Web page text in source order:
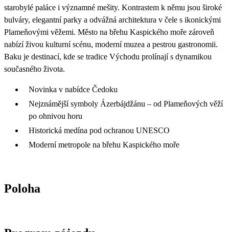
starobylé paláce i významné mešity. Kontrastem k němu jsou široké
bulváry, elegantní parky a odvážná architektura v čele s ikonickými
Plameňovými věžemi. Město na břehu Kaspického moře zároveň
nabízí živou kulturní scénu, moderní muzea a pestrou gastronomii.
Baku je destinací, kde se tradice Východu prolínají s dynamikou
současného života.
Novinka v nabídce Čedoku
Nejznámější symboly Ázerbájdžánu – od Plameňových věží
po ohnivou horu
Historická medína pod ochranou UNESCO
Moderní metropole na břehu Kaspického moře
Poloha